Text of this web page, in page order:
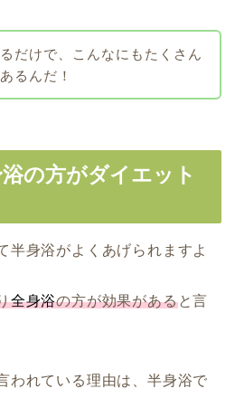
だけで、こんなにもたくさん
るんだ！
の方がダイエット
半身浴がよくあげられますよ
全身浴の方が効果があると言
われている理由は、半身浴で